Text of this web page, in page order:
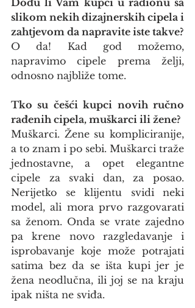
slikom nekih dizajnerskih cipela i
zahtjevom da napravite iste takve?
O da! Kad god možemo,
napravimo cipele prema želji,
odnosno najbliže tome.
Tko su češći kupci novih ručno
rađenih cipela, muškarci ili žene?
Muškarci. Žene su kompliciranije,
a to znam i po sebi. Muškarci traže
jednostavne, a opet elegantne
cipele za svaki dan, za posao.
Nerijetko se klijentu svidi neki
model, ali mora prvo razgovarati
sa ženom. Onda se vrate zajedno
pa krene novo razgledavanje i
isprobavanje koje može potrajati
satima bez da se išta kupi jer je
žena neodlučna, ili joj se na kraju
ipak ništa ne sviđa.